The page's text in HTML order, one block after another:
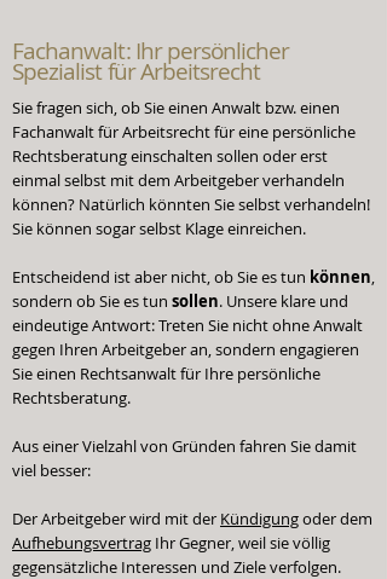
Fachanwalt: Ihr persönlicher
Spezialist für Arbeitsrecht
Sie fragen sich, ob Sie einen Anwalt bzw. einen
Fachanwalt für Arbeitsrecht für eine persönliche
Rechtsberatung einschalten sollen oder erst
einmal selbst mit dem Arbeitgeber verhandeln
können? Natürlich könnten Sie selbst verhandeln!
Sie können sogar selbst Klage einreichen.
Entscheidend ist aber nicht, ob Sie es tun können,
sondern ob Sie es tun sollen. Unsere klare und
eindeutige Antwort: Treten Sie nicht ohne Anwalt
gegen Ihren Arbeitgeber an, sondern engagieren
Sie einen Rechtsanwalt für Ihre persönliche
Rechtsberatung.
Aus einer Vielzahl von Gründen fahren Sie damit
viel besser:
Der Arbeitgeber wird mit der Kündigungoder dem
Aufhebungsvertrag Ihr Gegner, weil sie völlig
gegensätzliche Interessen und Ziele verfolgen.